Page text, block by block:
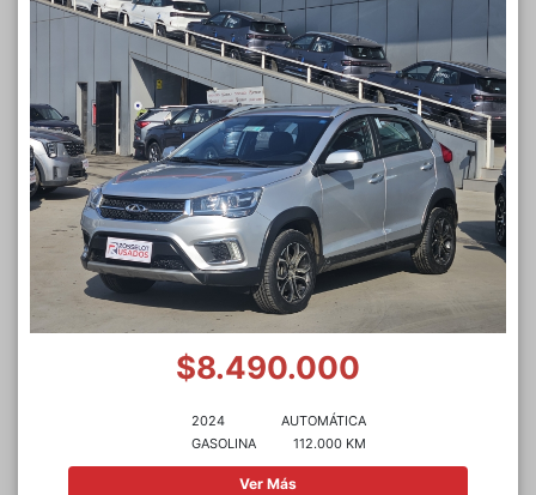
$8.490.000
2024
GASOLINA
AUTOMÁTICA
112.000 KM
Ver Más